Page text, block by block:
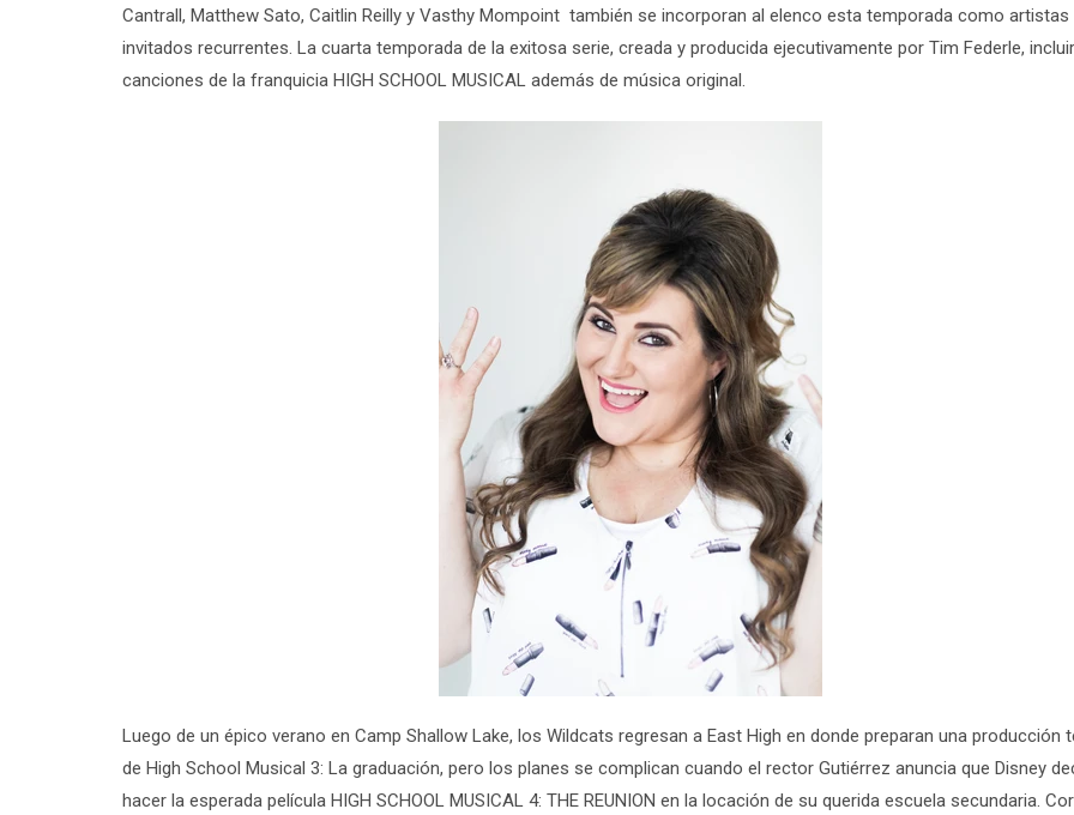
Cantrall, Matthew Sato, Caitlin Reilly y Vasthy Mompoint también se incorporan al elenco esta temporada como artistas
invitados recurrentes. La cuarta temporada de la exitosa serie, creada y producida ejecutivamente por Tim Federle,
canciones de la franquicia HIGH SCHOOL MUSICAL además de música original.
Luego de un épico verano en Camp Shallow Lake, los Wildcats regresan a East High en donde preparan una producción
de High School Musical 3: La graduación, pero los planes se complican cuando el rector Gutiérrez anuncia que Disney
hacer la esperada película HIGH SCHOOL MUSICAL 4: THE REUNION en la locación de su querida escuela secundaria.